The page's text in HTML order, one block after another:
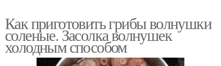
Как приготовить грибы волнушки
соленые. Засолка волнушек
холодным способом